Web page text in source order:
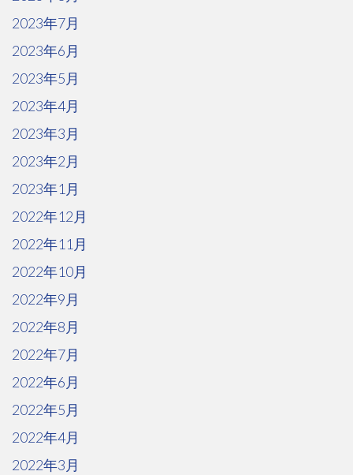
2023年7月
2023年6月
2023年5月
2023年4月
2023年3月
2023年2月
2023年1月
2022年12月
2022年11月
2022年10月
2022年9月
2022年8月
2022年7月
2022年6月
2022年5月
2022年4月
2022年3月